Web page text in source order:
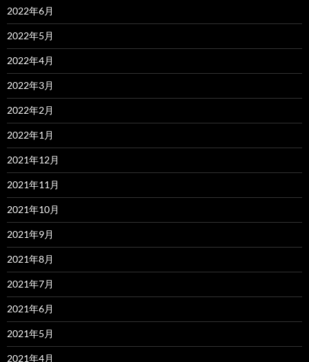
2022年6月
2022年5月
2022年4月
2022年3月
2022年2月
2022年1月
2021年12月
2021年11月
2021年10月
2021年9月
2021年8月
2021年7月
2021年6月
2021年5月
2021年4月